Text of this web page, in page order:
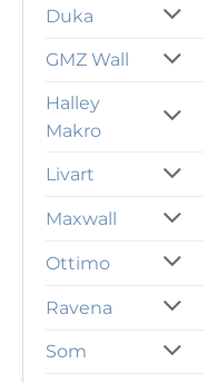
Duka
GMZ Wall
Halley
Makro
Livart
Maxwall
Ottimo
Ravena
Som